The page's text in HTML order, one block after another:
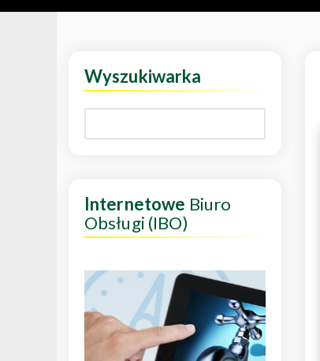
Wyszukiwarka
Internetowe Biuro
Obsługi (IBO)